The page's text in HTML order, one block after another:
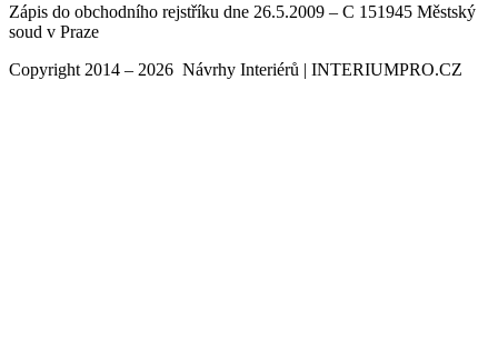
Zápis do obchodního rejstříku dne 26.5.2009 – C 151945 Městský
soud v Praze
Copyright 2014 – 2026 Návrhy Interiérů | INTERIUMPRO.CZ